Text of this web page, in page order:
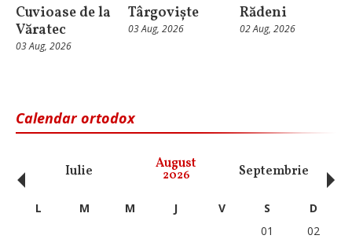
Cuvioase de la
Văratec
03 Aug, 2026
Târgoviște
03 Aug, 2026
Rădeni
02 Aug, 2026
Calendar ortodox
Iulie August
2026 Septembrie
‹ L M M J V S
D
01
02